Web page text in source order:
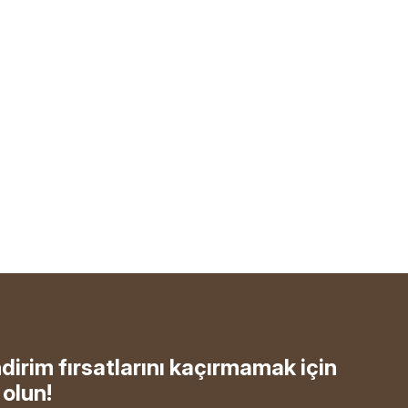
fırsatlarını kaçırmamak için